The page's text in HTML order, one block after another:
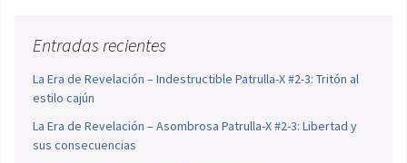
Entradas recientes
La Era de Revelación – Indestructible Patrulla-X #2-3: Tritón al
estilo cajún
La Era de Revelación – Asombrosa Patrulla-X #2-3: Libertad y
sus consecuencias